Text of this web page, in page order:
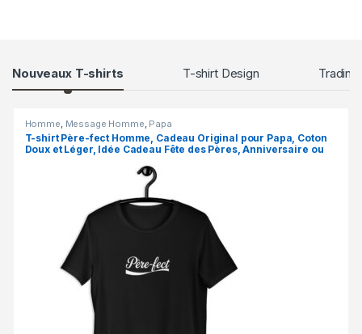
Produits Grille
Nouveaux T-shirts T-shirt Design Trading
Homme Message Homme Papa
T-shirt Père-fect Homme, Cadeau Original pour Papa, Coton
Doux et Léger, Idée Cadeau Fête des Pères, Anniversaire ou